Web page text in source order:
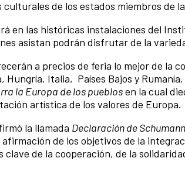
de los estados miembros de
en las históricas instalaciones del
asistan podrán disfrutar de la
a precios de feria lo mejor de la
Hungría, Italia, Países Bajos y
la Europa de los pueblosen la cual
artística de los valores de Europa.
la llamada Declaración de Schumann
de los objetivos de la
clave de la cooperación, de la